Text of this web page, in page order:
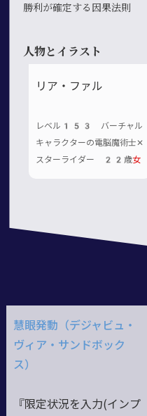
勝利が確定する因果法則
人物とイラスト
リア・ファル
レベル153 バーチャル
キャラクターの電脳魔術士✕
スターライダー 22歳女
慧眼発動（デジャビュ・
ヴィア・サンドボック
ス）
『限定状況を入力(インプ